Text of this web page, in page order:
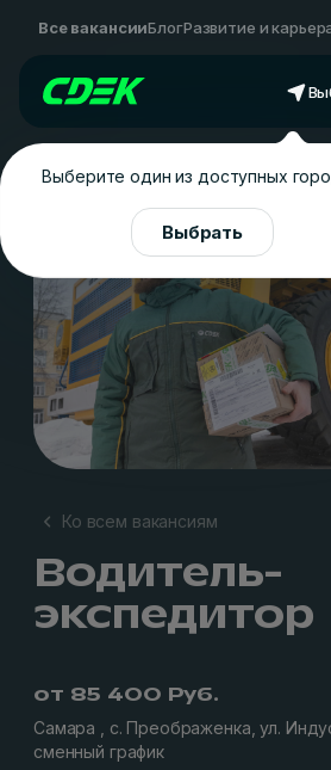
Все вакансииБлогРазвитие и
Выберите один из доступных
Выбрать
Ко всем вакансиям
Водитель-
экспедитор
от 85 400 Руб.
Самара , с. Преображенка, ул.
сменный график